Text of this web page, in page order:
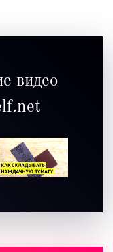
видео